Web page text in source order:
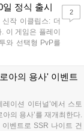
e스포츠 생태계 확장에
정식 출시
작 이클립스: 더
이 게임은 플레이
와 선택형 PvP를
에서 사전등록을
쿠폰과 한정 스
들의 기대를 모
2
아의 용사' 이벤트
이션 이터널’에서 스토
의 용사’를 재개최한다.
벤트로 SSR 나이트 건